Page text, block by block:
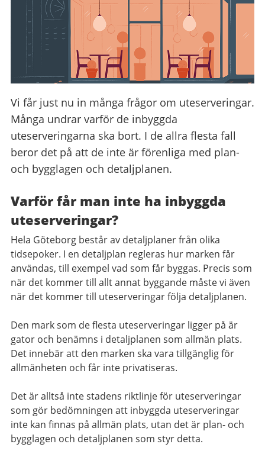
Vi får just nu in många frågor om uteserveringar.
Många undrar varför de inbyggda
uteserveringarna ska bort. I de allra flesta fall
beror det på att de inte är förenliga med plan-
och bygglagen och detaljplanen.
Varför får man inte ha inbyggda
uteserveringar?
Hela Göteborg består av detaljplaner från olika
tidsepoker. I en detaljplan regleras hur marken får
användas, till exempel vad som får byggas. Precis som
när det kommer till allt annat byggande måste vi även
när det kommer till uteserveringar följa detaljplanen.
Den mark som de flesta uteserveringar ligger på är
gator och benämns i detaljplanen som allmän plats.
Det innebär att den marken ska vara tillgänglig för
allmänheten och får inte privatiseras.
Det är alltså inte stadens riktlinje för uteserveringar
som gör bedömningen att inbyggda uteserveringar
inte kan finnas på allmän plats, utan det är plan- och
bygglagen och detaljplanen som styr detta.